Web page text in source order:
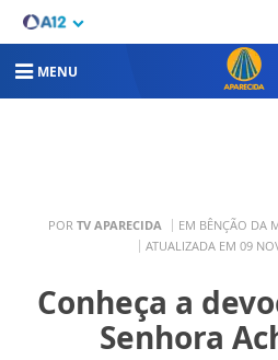
MENU
POR TV APARECIDA EM BÊNÇÃO DA
ATUALIZADA EM 09
Conheça a
Senhora